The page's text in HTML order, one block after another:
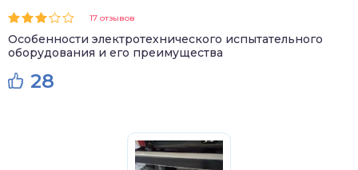
17 отзывов
Особенности электротехнического испытательного
оборудования и его преимущества
28